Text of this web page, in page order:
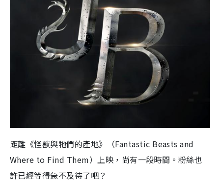
距離《怪獸與牠們的產地》（Fantastic Beasts and
Where to Find Them）上映，尚有一段時間。粉絲也
許已經等得急不及待了吧？